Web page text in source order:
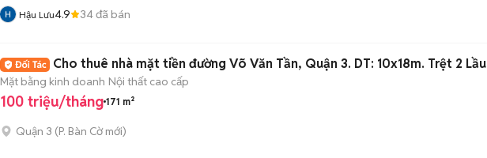
Hậu Lưu4.9 34đã bán
Cho thuê nhà mặt tiền đường Võ Văn Tần, Quận 3. DT: 10x18m. Trệt 2 Lầu
Mặt bằng kinh doanh Nội thất cao cấp
100 triệu/tháng 171 m²
Quận 3 (P. Bàn Cờmới)